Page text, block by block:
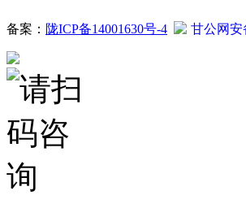
备案： 陇ICP备14001630号-4 甘公网安